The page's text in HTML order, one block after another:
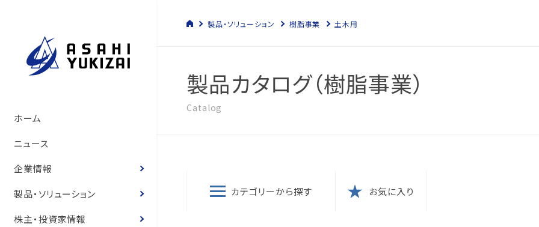
ホーム
ニュース
企業情報
トップメッセージ
旭有機材の事業
管材システム事業
会社概要
企業理念
役員紹介
旭有機材の歴史
製品・ソリューション
管材システム事業
樹脂事業
製品カタログ
登録商標のご紹介
水処理・資源開発事業
ソリューション
お客様の声
株主・投資家情報
経営方針
トップメッセージ
コーポレート・ガバナンス
コーポレート・ガバナンスにつ
業績ハイライト
IR資料室
株式情報
株式の状況
定款・株式取扱規程
サステナビリティマネジメント
旭有機材グループ
8つのテーマ
事業と社会課題の関わり
SDGsへの寄与
E.環境
環境マネジメント
ゼロエミッションと汚染防止
S.社会
人的資本経営の推進
労働安全衛生
G.ガバナンス
コーポレートガバナンスについ
製品・ソリューション 樹脂事業 土木用
製品カタログ（樹脂事業）
Catalog
カテゴリーから探す お気に入り